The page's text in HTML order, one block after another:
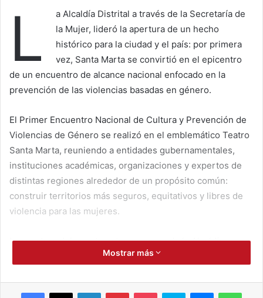
L
a Alcaldía Distrital a través de la Secretaría de
la Mujer, lideró la apertura de un hecho
histórico para la ciudad y el país: por primera
vez, Santa Marta se convirtió en el epicentro
de un encuentro de alcance nacional enfocado en la
prevención de las violencias basadas en género.
El Primer Encuentro Nacional de Cultura y Prevención de
Violencias de Género se realizó en el emblemático Teatro
Santa Marta, reuniendo a entidades gubernamentales,
instituciones académicas, organizaciones y expertos de
distintas regiones alrededor de un propósito común:
construir territorios más seguros, equitativos y libres de
violencia para las mujeres.
La apertura del evento estuvo a cargo de la Alcaldía
Distrital, a través de la Secretaría de la Mujer, ratificando el
derechos de las mujeres. Bajo el liderazgo del alcalde
Mostrar más